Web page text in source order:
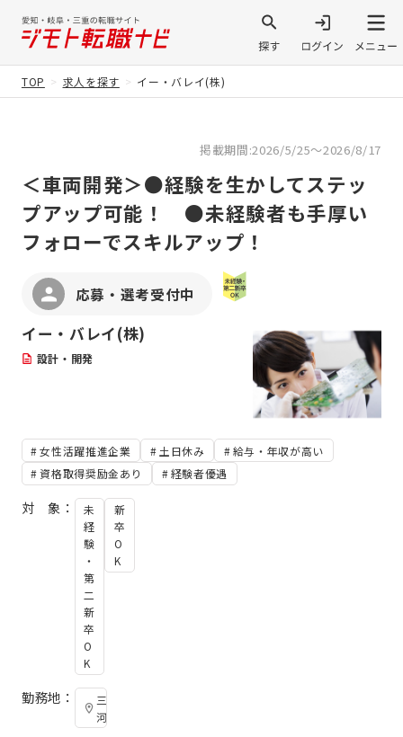
TOP 求人を探す イー・バレイ(株)
掲載期間:2026/5/25～2026/8/17
＜車両開発＞●経験を生かしてステッ
プアップ可能！ ●未経験者も手厚い
フォローでスキルアップ！
応募・選考受付中
イー・バレイ(株)
設計・開発
女性活躍推進企業 土日休み
給与・年収が高い
資格取得奨励金あり
経験者優遇
対 象：
未
経
験
・
第
二
新
卒
O
K
新
卒
O
K
勤務地：
三
河